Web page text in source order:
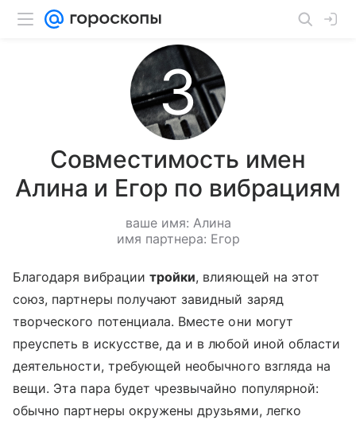
Совместимость имен
Алина и Егор по вибрациям
ваше имя: Алина
имя партнера: Егор
Благодаря вибрации тройки, влияющей на этот
союз, партнеры получают завидный заряд
творческого потенциала. Вместе они могут
преуспеть в искусстве, да и в любой иной области
деятельности, требующей необычного взгляда на
вещи. Эта пара будет чрезвычайно популярной:
обычно партнеры окружены друзьями, легко